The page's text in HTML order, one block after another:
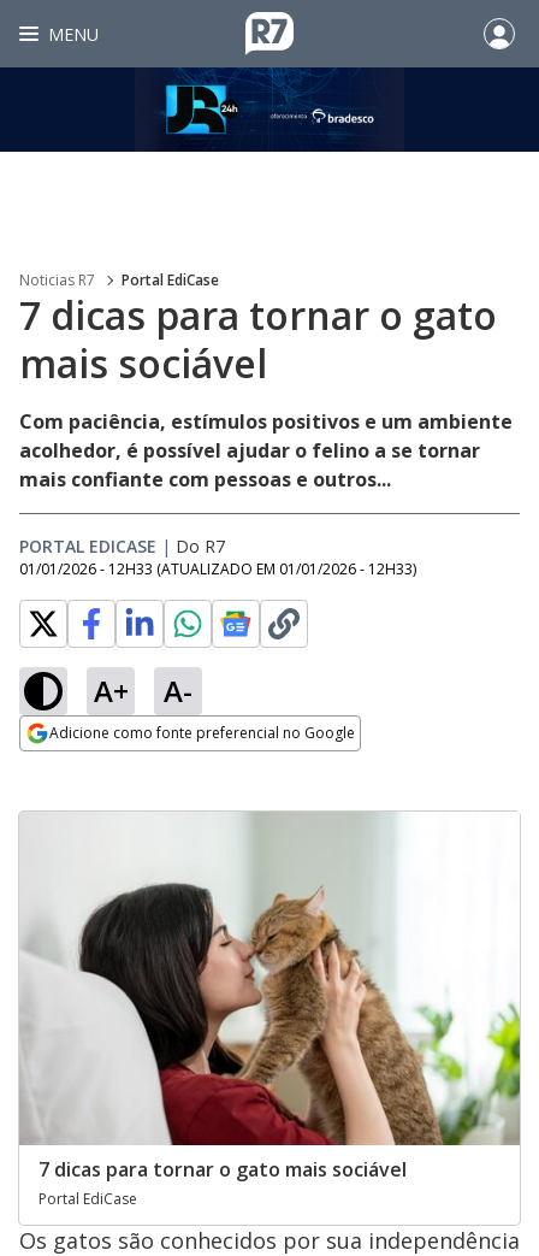
MENU
Noticias R7 Portal EdiCase
7 dicas para tornar o gato
mais sociável
Com paciência, estímulos positivos e um ambiente
acolhedor, é possível ajudar o felino a se tornar
mais confiante com pessoas e outros...
PORTAL EDICASE | Do R7
01/01/2026 - 12H33 (ATUALIZADO EM 01/01/2026 - 12H33)
A+ A-
Adicione como fonte preferencial no Google
7 dicas para tornar o gato mais sociável
Portal EdiCase
Os gatos são conhecidos por sua independência